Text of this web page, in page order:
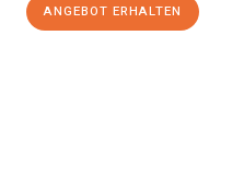
ANGEBOT ERHALTEN